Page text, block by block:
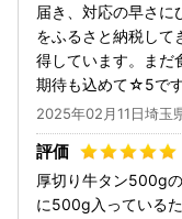
届き、対応の早さに
をふるさと納税して
得しています。まだ
期待も込めて☆5です
2025年02月11日埼玉
厚切り牛タン500g
に500g入っている